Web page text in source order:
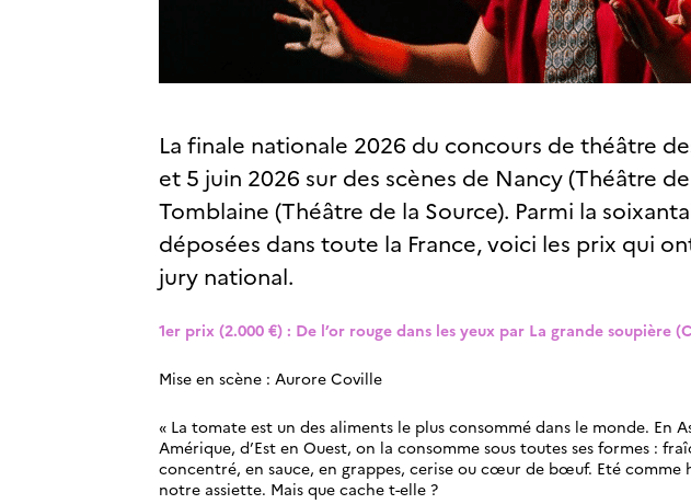
La finale nationale 2026 du concours de théâtre
et 5 juin 2026 sur des scènes de Nancy (Théâtre
Tomblaine (Théâtre de la Source). Parmi la
déposées dans toute la France, voici les prix qui
jury national.
1er prix (2.000 €) : De l’or rouge dans les yeux par La grande soupière
Mise en scène : Aurore Coville
« La tomate est un des aliments le plus consommé dans le monde. En
Amérique, d’Est en Ouest, on la consomme sous toutes ses formes :
concentré, en sauce, en grappes, cerise ou cœur de bœuf. Eté comme
notre assiette. Mais que cache t-elle ?